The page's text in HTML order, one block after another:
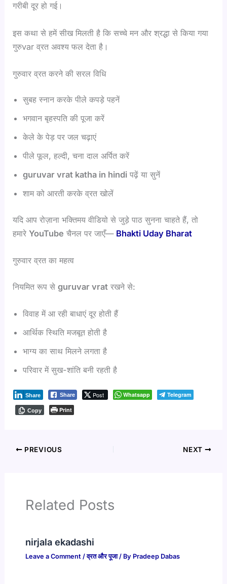
गरीबी दूर हो गई।
इस कथा से हमें सीख मिलती है कि सच्चे मन और श्रद्धा से किया गया
गुरुvar व्रत अवश्य फल देता है।
गुरुवार व्रत करने की सरल विधि
सुबह स्नान करके पीले कपड़े पहनें
भगवान बृहस्पति की पूजा करें
केले के पेड़ पर जल चढ़ाएं
पीले फूल, हल्दी, चना दाल अर्पित करें
guruvar vrat katha in hindi पढ़ें या सुनें
शाम को आरती करके व्रत खोलें
यदि आप रोज़ाना भक्तिमय वीडियो से जुड़े पाठ सुनना चाहते हैं, तो
हमारेYouTube चैनल पर जाएँ— Bhakti Uday Bharat
गुरुवार व्रत का महत्व
नियमित रूप सेguruvar vrat रखने से:
विवाह में आ रही बाधाएं दूर होती हैं
आर्थिक स्थिति मजबूत होती है
भाग्य का साथ मिलने लगता है
परिवार में सुख-शांति बनी रहती है
Share Post
Share Whatsapp Telegram
Copy Print
PREVIOUS NEXT
Related Posts
nirjala ekadashi
Leave a Comment /व्रत और पूजा/ By Pradeep Dabas